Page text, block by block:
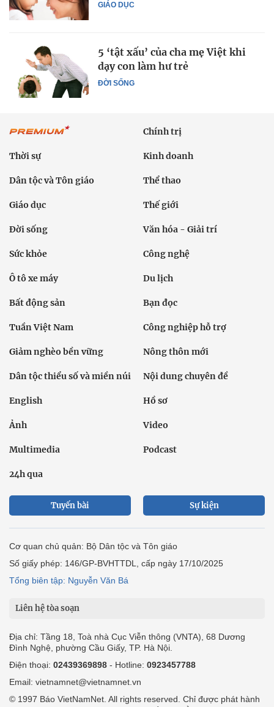
GIÁO DỤC
ĐỜI SỐNG
5 ‘tật xấu’ của cha mẹ Việt khi
dạy con làm hư trẻ
Chính trị
Thời sự Kinh doanh
Dân tộc và Tôn giáo Thể thao
Giáo dục Thế giới
Đời sống Văn hóa - Giải trí
Sức khỏe Công nghệ
Ô tô xe máy Du lịch
Bất động sản Bạn đọc
Tuần Việt Nam Công nghiệp hỗ trợ
Giảm nghèo bền vững Nông thôn mới
Dân tộc thiểu số và miền núi Nội dung chuyên đề
English Hồ sơ
Ảnh Video
Multimedia Podcast
24h qua
Tuyến bài Sự kiện
Cơ quan chủ quản: Bộ Dân tộc và Tôn giáo
Số giấy phép: 146/GP-BVHTTDL, cấp ngày 17/10/2025
Tổng biên tập: Nguyễn Văn Bá
Liên hệ tòa soạn
Địa chỉ: Tầng 18, Toà nhà Cục Viễn thông (VNTA), 68 Dương
Đình Nghệ, phường Cầu Giấy, TP. Hà Nội.
Điện thoại: 02439369898 - Hotline: 0923457788
Email: vietnamnet@vietnamnet.vn
© 1997 Báo VietNamNet. All rights reserved. Chỉ được phát hành